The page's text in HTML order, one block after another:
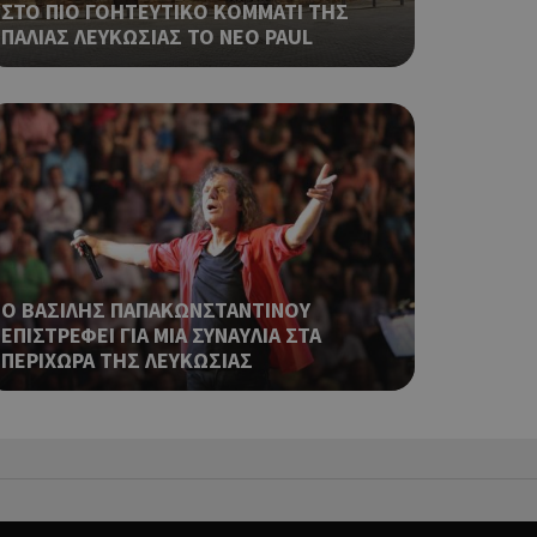
ΣΤΟ ΠΙΟ ΓΟΗΤΕΥΤΙΚΟ ΚΟΜΜΑΤΙ ΤΗΣ
ΠΑΛΙΑΣ ΛΕΥΚΩΣΙΑΣ ΤΟ ΝΕΟ PAUL
Ο ΒΑΣΙΛΗΣ ΠΑΠΑΚΩΝΣΤΑΝΤΙΝΟΥ
ΕΠΙΣΤΡΕΦΕΙ ΓΙΑ ΜΙΑ ΣΥΝΑΥΛΙΑ ΣΤΑ
ΠΕΡΙΧΩΡΑ ΤΗΣ ΛΕΥΚΩΣΙΑΣ
τη χρήση του
στον χρήστη
είναι το
push down
δηλαδή να
στον χρήστη
όπως είναι το
push down
δηλαδή να
στον χρήστη
είναι το
δηλαδή να
είναι το
push down